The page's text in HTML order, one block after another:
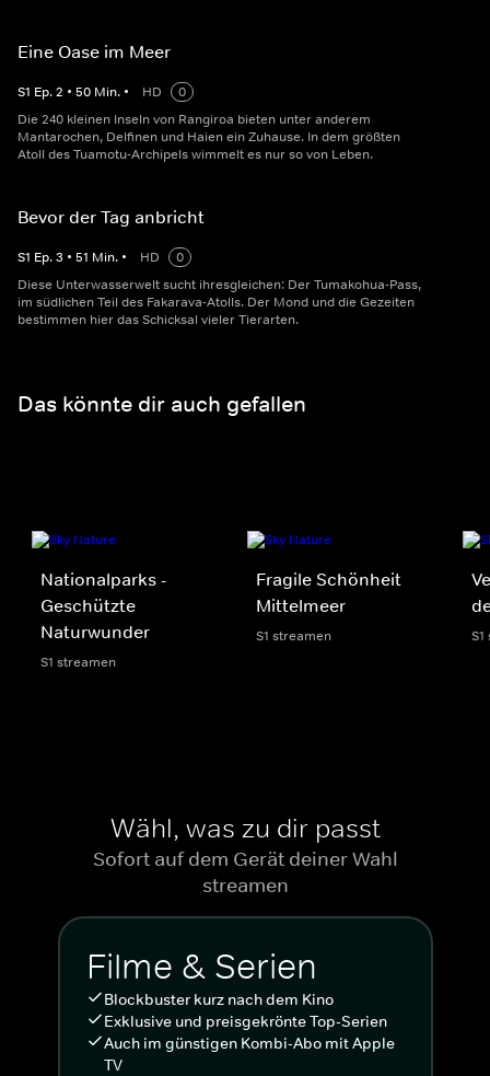
Eine Oase im Meer
S1 Ep.2 • 50 Min. • HD
0
Die 240 kleinen Inseln von Rangiroa bieten unter anderem
Mantarochen, Delfinen und Haien ein Zuhause. In dem größten
Atoll des Tuamotu-Archipels wimmelt es nur so von Leben.
Bevor der Tag anbricht
S1 Ep.3 • 51 Min. • HD
0
Diese Unterwasserwelt sucht ihresgleichen: Der Tumakohua-Pass,
im südlichen Teil des Fakarava-Atolls. Der Mond und die Gezeiten
bestimmen hier das Schicksal vieler Tierarten.
Das könnte dir auch gefallen
Nationalparks -
Geschützte
Naturwunder
S1 streamen
Fragile Schönheit
Mittelmeer
S1 streamen
Wähl, was zu dir passt
Sofort auf dem Gerät deiner Wahl
streamen
Filme & Serien
Blockbuster kurz nach dem Kino
Exklusive und preisgekrönte Top-Serien
Auch im günstigen Kombi-Abo mit Apple
TV